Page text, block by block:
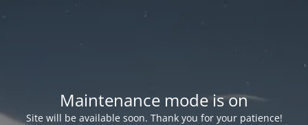
Maintenance mode is on
Site will be available soon. Thank you for your patience!